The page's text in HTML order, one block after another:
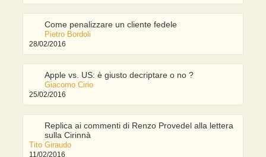
Come penalizzare un cliente fedele
Pietro Bordoli
28/02/2016
Apple vs. US: è giusto decriptare o no ?
Giacomo Cirio
25/02/2016
Replica ai commenti di Renzo Provedel alla lettera
sulla Cirinnà
Tito Giraudo
11/02/2016